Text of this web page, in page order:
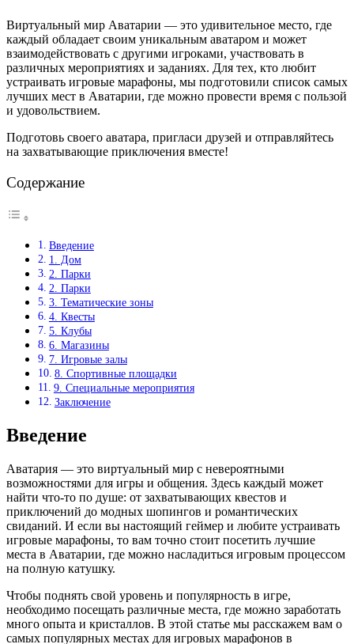
Виртуальный мир Аватарии — это удивительное место, где
каждый обладает своим уникальным аватаром и может
взаимодействовать с другими игроками, участвовать в
различных мероприятиях и заданиях. Для тех, кто любит
устраивать игровые марафоны, мы подготовили список самых
лучших мест в Аватарии, где можно провести время с пользой
и удовольствием.
Подготовь своего аватара, пригласи друзей и отправляйтесь
на захватывающие приключения вместе!
Содержание
Введение
1. Дом
2. Парки
2. Парки
3. Тематические зоны
4. Квесты
5. Клубы
6. Магазины
7. Игровые залы
8. Спортивные площадки
9. Специальные мероприятия
Заключение
Введение
Аватария — это виртуальный мир с невероятными
возможностями для игры и общения. Здесь каждый может
найти что-то по душе: от захватывающих квестов и
приключений до модных шопингов и романтических
свиданий. И если вы настоящий геймер и любите устраивать
игровые марафоны, то вам точно стоит посетить лучшие
места в Аватарии, где можно насладиться игровым процессом
на полную катушку.
Чтобы поднять свой уровень и популярность в игре,
необходимо посещать различные места, где можно заработать
много опыта и кристаллов. В этой статье мы расскажем вам о
самых популярных местах для игровых марафонов в